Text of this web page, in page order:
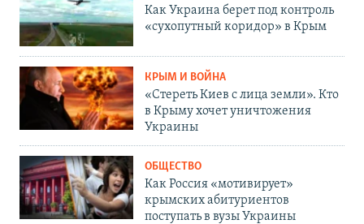
Как Украина берет под контроль
«сухопутный коридор» в Крым
КРЫМ И ВОЙНА
«Стереть Киев с лица земли». Кто
в Крыму хочет уничтожения
Украины
ОБЩЕСТВО
Как Россия «мотивирует»
крымских абитуриентов
поступать в вузы Украины